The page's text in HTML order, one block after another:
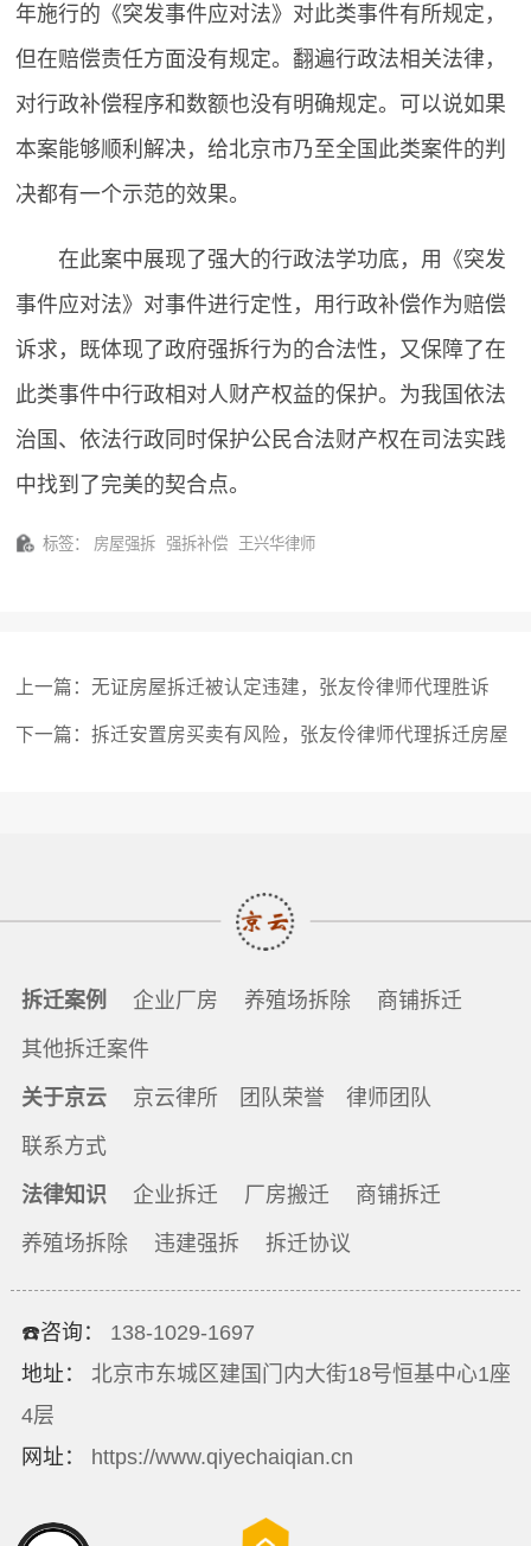
年施行的《突发事件应对法》对此类事件有所规定，
但在赔偿责任方面没有规定。翻遍行政法相关法律，
对行政补偿程序和数额也没有明确规定。可以说如果
本案能够顺利解决，给北京市乃至全国此类案件的判
决都有一个示范的效果。
在此案中展现了强大的行政法学功底，用《突发
事件应对法》对事件进行定性，用行政补偿作为赔偿
诉求，既体现了政府强拆行为的合法性，又保障了在
此类事件中行政相对人财产权益的保护。为我国依法
治国、依法行政同时保护公民合法财产权在司法实践
中找到了完美的契合点。
标签： 房屋强拆 强拆补偿 王兴华律师
上一篇：无证房屋拆迁被认定违建，张友伶律师代理胜诉
下一篇：拆迁安置房买卖有风险，张友伶律师代理拆迁房屋
拆迁案例 企业厂房 养殖场拆除 商铺拆迁
其他拆迁案件
关于京云 京云律所 团队荣誉 律师团队
联系方式
法律知识 企业拆迁 厂房搬迁 商铺拆迁
养殖场拆除 违建强拆 拆迁协议
☎️咨询： 138-1029-1697
地址： 北京市东城区建国门内大街18号恒基中心1座
4层
网址：
https://www.qiyechaiqian.cn